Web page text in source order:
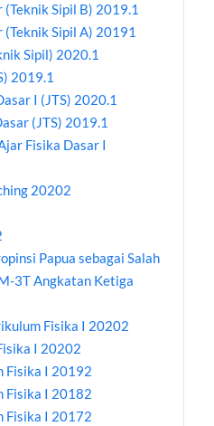
Sipil B) 2019.1
Sipil A) 20191
Sipil) 2020.1
2019.1
I (JTS) 2020.1
(JTS) 2019.1
Fisika Dasar I
20202
Papua sebagai Salah
3T Angkatan Ketiga
Fisika I 20202
I 20202
Fisika I 20192
Fisika I 20182
Fisika I 20172